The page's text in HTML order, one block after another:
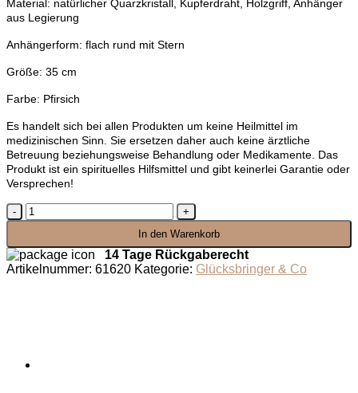
Material: natürlicher Quarzkristall, Kupferdraht, Holzgriff, Anhänger
aus Legierung
Anhängerform: flach rund mit Stern
Größe: 35 cm
Farbe: Pfirsich
Es handelt sich bei allen Produkten um keine Heilmittel im
medizinischen Sinn. Sie ersetzen daher auch keine ärztliche
Betreuung beziehungsweise Behandlung oder Medikamente. Das
Produkt ist ein spirituelles Hilfsmittel und gibt keinerlei Garantie oder
Versprechen!
Sternenstab
Menge
In den Warenkorb
14 Tage Rückgaberecht
Artikelnummer: 61620 Kategorie: Glücksbringer & Co